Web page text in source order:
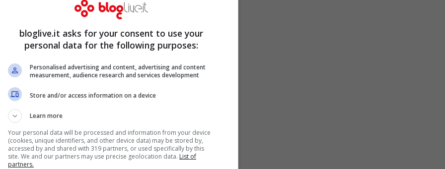
con uno United ancora poco
anche perché lo Shakhtar non avrà
Tutto è praticamente aperto.
del City sembra il risultato più
di Pellegrini sono ancora fermi a 0
bloglive.it asks for your consent to use your
personal data for the following purposes:
Personalised advertising and content, advertising and content
measurement, audience research and services development
Store and/or access information on a device
Learn more
Your personal data will be processed and information from your device
(cookies, unique identifiers, and other device data) may be stored by,
accessed by and shared with 319 partners, or used specifically by this
site. We and our partners may use precise geolocation data. List of
partners.